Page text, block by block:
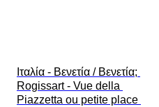
Ιταλία - Βενετία / Βενετία;
Rogissart - Vue della
Piazzetta ou petite place